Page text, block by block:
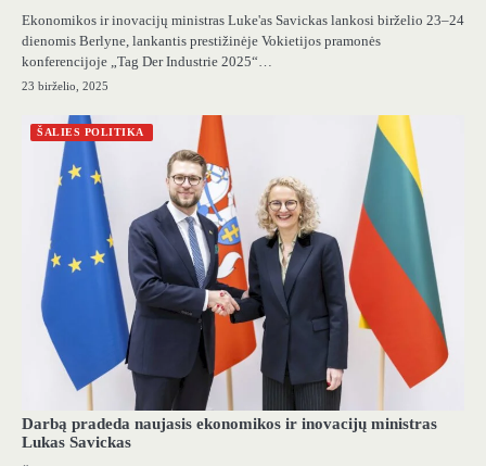
Ekonomikos ir inovacijų ministras Luke'as Savickas lankosi birželio 23–24
dienomis Berlyne, lankantis prestižinėje Vokietijos pramonės
konferencijoje „Tag Der Industrie 2025“…
23 birželio, 2025
ŠALIES POLITIKA
Darbą pradeda naujasis ekonomikos ir inovacijų ministras
Lukas Savickas